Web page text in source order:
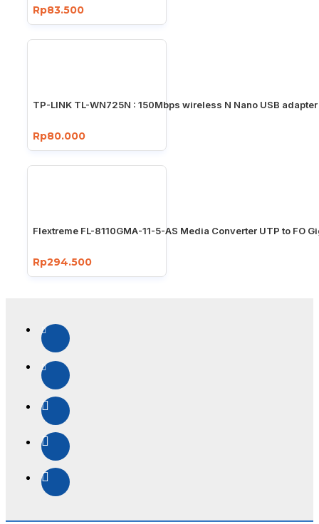
Rp83.500
TP-LINK TL-WN725N : 150Mbps wireless N Nano USB adapter
Rp80.000
Flextreme FL-8110GMA-11-5-AS Media Converter UTP to FO
Rp294.500